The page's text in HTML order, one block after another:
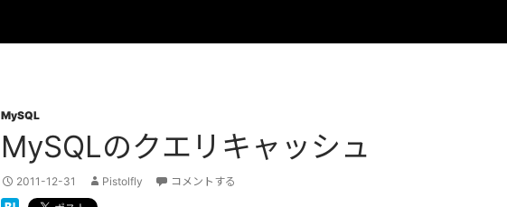
MySQL
MySQLのクエリキャッシュ
2011-12-31 Pistolfly コメントする